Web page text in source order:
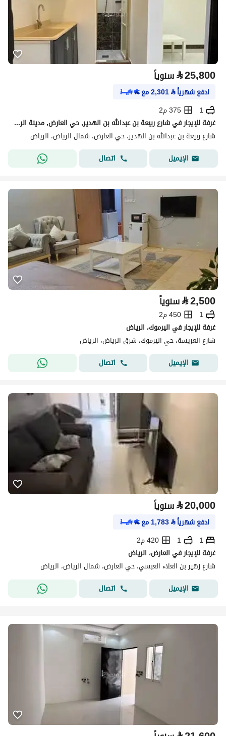
⃁25,800 سنوياً
ادفع شهرياً⃁
2,301مع
1
375 م2
غرفة للإيجار في شارع ربيعة بن عبدالله بن الهدير, حي العارض, مدينة الرياض
شارع ربيعة بن عبدالله بن الهدير، حي العارض، شمال الرياض، الرياض
الإيميل
اتصال
⃁2,500 سنوياً
1
450 م2
غرفة للإيجار في اليرموك، الرياض
شارع العريسة، حي اليرموك، شرق الرياض، الرياض
الإيميل
اتصال
⃁20,000 سنوياً
ادفع شهرياً⃁
1,783مع
1
1
420 م2
غرفة للإيجار في العارض، الرياض
شارع زهير بن العلاء العبسي، حي العارض، شمال الرياض، الرياض
الإيميل
اتصال